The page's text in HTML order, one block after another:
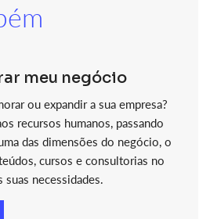
meu negócio
ou expandir a sua empresa?
recursos humanos, passando
das dimensões do negócio, o
cursos e consultorias no
necessidades.